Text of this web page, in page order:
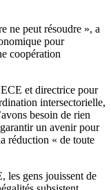
ne peut résoudre », a
pour
coopération
et directrice pour
intersectorielle,
besoin de rien
un avenir pour
réduction « de toute
les gens jouissent de